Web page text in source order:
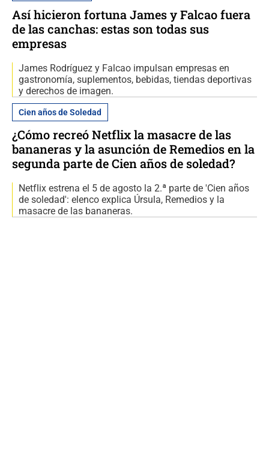
Así hicieron fortuna James y Falcao fuera
de las canchas: estas son todas sus
empresas
James Rodríguez y Falcao impulsan empresas en
gastronomía, suplementos, bebidas, tiendas deportivas
y derechos de imagen.
Cien años de Soledad
¿Cómo recreó Netflix la masacre de las
bananeras y la asunción de Remedios en la
segunda parte de Cien años de soledad?
Netflix estrena el 5 de agosto la 2.ª parte de 'Cien años
de soledad': elenco explica Úrsula, Remedios y la
masacre de las bananeras.